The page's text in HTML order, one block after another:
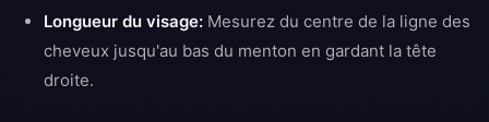
Longueur du visage: Mesurez du centre de la ligne des
cheveux jusqu'au bas du menton en gardant la tête
droite.